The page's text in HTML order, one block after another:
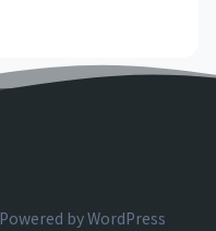
Powered by WordPress